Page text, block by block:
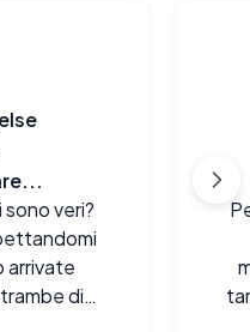
sono veri?
arrivate
di